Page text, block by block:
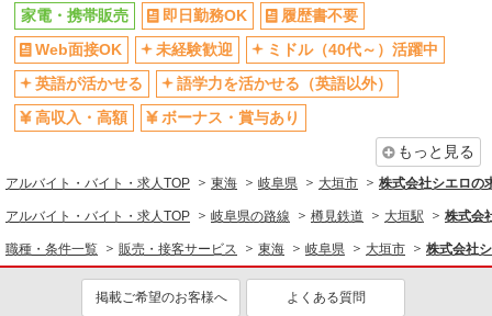
家電・携帯販売 即日勤務OK
履歴書不要
Web面接OK
未経験歓迎
ミドル（40代～）活躍中
英語が活かせる
語学力を活かせる（英語以外）
高収入・高額
ボーナス・賞与あり
もっと見る
アルバイト・バイト・求人TOP 東海 岐阜県 大垣市 株式会社シエロの
アルバイト・バイト・求人TOP 岐阜県の路線 樽見鉄道 大垣駅 株式会
職種・条件一覧 販売・接客サービス 東海 岐阜県 大垣市 株式会社
掲載ご希望のお客様へ よくある質問